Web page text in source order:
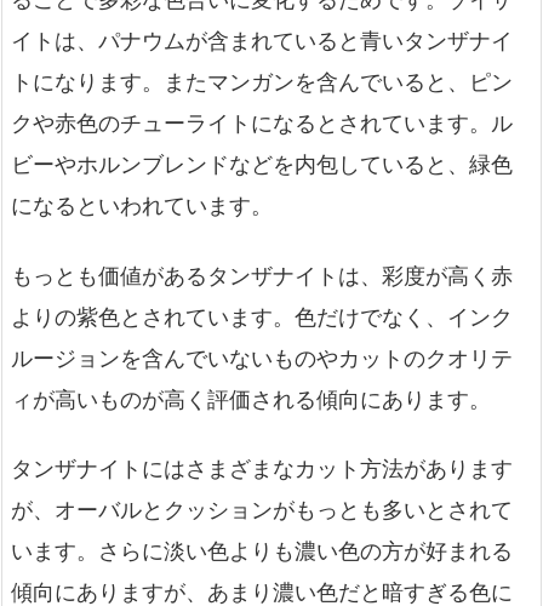
イトは、パナウムが含まれていると青いタンザナイ
トになります。またマンガンを含んでいると、ピン
クや赤色のチューライトになるとされています。ル
ビーやホルンブレンドなどを内包していると、緑色
になるといわれています。
もっとも価値があるタンザナイトは、彩度が高く赤
よりの紫色とされています。色だけでなく、インク
ルージョンを含んでいないものやカットのクオリテ
ィが高いものが高く評価される傾向にあります。
タンザナイトにはさまざまなカット方法があります
が、オーバルとクッションがもっとも多いとされて
います。さらに淡い色よりも濃い色の方が好まれる
傾向にありますが、あまり濃い色だと暗すぎる色に